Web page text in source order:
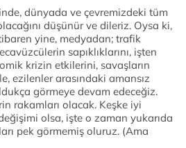
dünyada ve çevremizdeki tüm
düşünür ve dileriz. Oysa ki,
yine, medyadan; trafik
sapıklıklarını, işten
krizin etkilerini, savaşların
ezilenler arasındaki amansız
görmeye devam edeceğiz.
rakamları olacak. Keşke iyi
olsa, işte o zaman yukarıda
pek görmemiş oluruz. (Ama